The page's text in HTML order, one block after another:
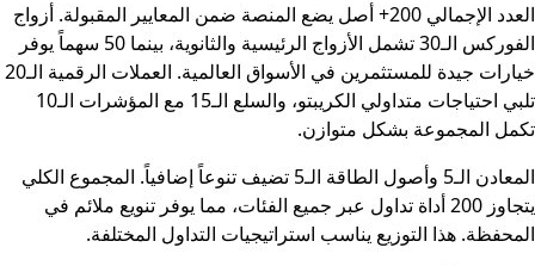
العدد الإجمالي 200+ أصل يضع المنصة ضمن المعايير المقبولة. أزواج
الفوركس الـ30 تشمل الأزواج الرئيسية والثانوية، بينما 50 سهماً يوفر
خيارات جيدة للمستثمرين في الأسواق العالمية. العملات الرقمية الـ20
تلبي احتياجات متداولي الكريبتو، والسلع الـ15 مع المؤشرات الـ10
تكمل المجموعة بشكل متوازن.
المعادن الـ5 وأصول الطاقة الـ5 تضيف تنوعاً إضافياً. المجموع الكلي
يتجاوز 200 أداة تداول عبر جميع الفئات، مما يوفر تنويع ملائم في
المحفظة. هذا التوزيع يناسب استراتيجيات التداول المختلفة.